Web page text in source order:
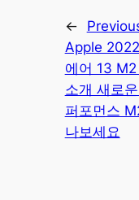
←
Apple
에어 13
소개 새로
퍼포먼스
나보세요